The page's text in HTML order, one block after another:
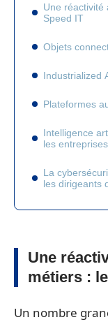
Une réactivité
Speed IT
Objets
Industrialized
Plateformes
Intelligence
les entreprises
La
les dirigeants
Une
métiers :
Un nombre